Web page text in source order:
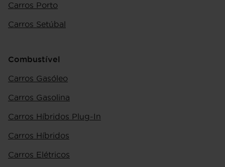
Carros Porto
Carros Setúbal
Combustível
Carros Gasóleo
Carros Gasolina
Carros Híbridos Plug-In
Carros Híbridos
Carros Elétricos